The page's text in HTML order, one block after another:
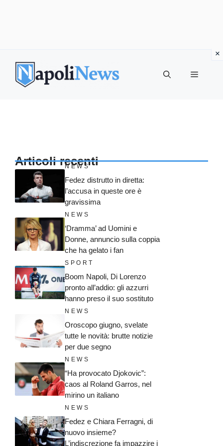
contenuto
MENU
Articoli recenti
NEWS
Fedez distrutto in diretta:
l’accusa in queste ore è
gravissima
NEWS
‘Dramma’ ad Uomini e
Donne, annuncio sulla coppia
che ha gelato i fan
SPORT
Boom Napoli, Di Lorenzo
pronto all’addio: gli azzurri
hanno preso il suo sostituto
NEWS
Oroscopo giugno, svelate
tutte le novità: brutte notizie
per due segno
NEWS
“Ha provocato Djokovic”:
caos al Roland Garros, nel
mirino un italiano
NEWS
Fedez e Chiara Ferragni, di
nuovo insieme?
L’indiscrezione fa impazzire i